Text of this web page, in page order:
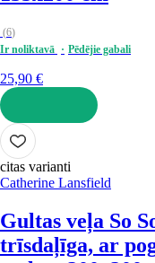
(6)
Ir noliktavā
Pēdējie gabali
25,90 €
LIKT GROZĀ
citas varianti
Catherine Lansfield
Gultas veļa So
trīsdaļīga, ar